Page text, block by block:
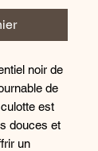
noir de
de
est
douces et
un